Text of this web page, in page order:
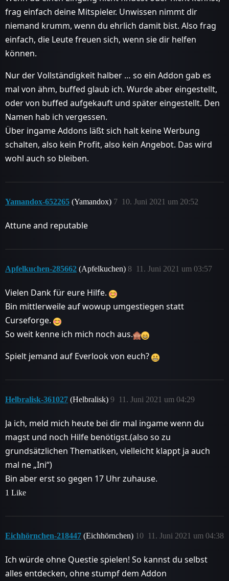
frag einfach deine Mitspieler. Unwissen nimmt dir
niemand krumm, wenn du ehrlich damit bist. Also frag
einfach, die Leute freuen sich, wenn sie dir helfen
können.
Nur der Vollständigkeit halber … so ein Addon gab es
mal von ähm, buffed glaub ich. Wurde aber eingestellt,
oder von buffed aufgekauft und später eingestellt. Den
Namen hab ich vergessen.
Über ingame Addons läßt sich halt keine Werbung
schalten, also kein Profit, also kein Angebot. Das wird
wohl auch so bleiben.
Yamandox-652265 (Yamandox) 10. Juni 2021 um 20:52
7
Attune and reputable
Apfelkuchen-285662 (Apfelkuchen) 11. Juni 2021 um 03:57
8
Vielen Dank für eure Hilfe.
Bin mittlerweile auf wowup umgestiegen statt
Curseforge.
So weit kenne ich mich noch aus.
Spielt jemand auf Everlook von euch?
Helbralisk-361027 (Helbralisk) 11. Juni 2021 um 04:29
9
Ja ich, meld mich heute bei dir mal ingame wenn du
magst und noch Hilfe benötigst.(also so zu
grundsätzlichen Thematiken, vielleicht klappt ja auch
mal ne „Ini“)
Bin aber erst so gegen 17 Uhr zuhause.
1 Like
Eichhörnchen-218447 (Eichhörnchen) 11. Juni 2021 um 04:38
10
Ich würde ohne Questie spielen! So kannst du selbst
alles entdecken, ohne stumpf dem Addon